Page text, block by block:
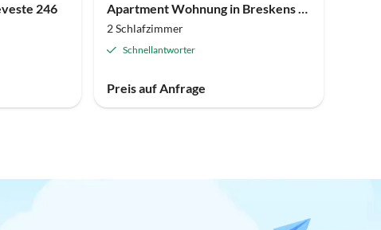
246 Apartment Wohnung in Breskens nahe Stränden
2 Schlafzimmer
Schnellantworter
Preis auf Anfrage